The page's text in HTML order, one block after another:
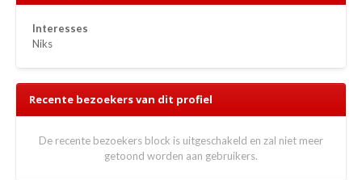
Interesses
Niks
Recente bezoekers van dit profiel
De recente bezoekers block is uitgeschakeld en zal niet meer
getoond worden aan gebruikers.